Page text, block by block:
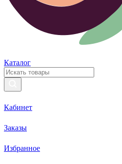
Каталог
Кабинет
Заказы
Избранное